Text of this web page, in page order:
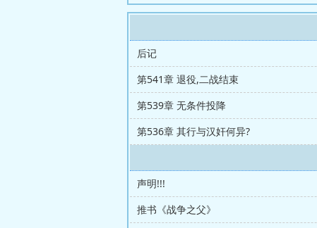
后记
第541章 退役,二战结束
第539章 无条件投降
第536章 其行与汉奸何异?
声明!!!
推书《战争之父》